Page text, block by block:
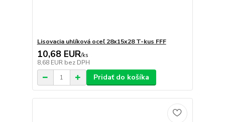
Lisovacia uhlíková oceľ 28x15x28 T-kus FFF
10,68 EUR/ks
8,68 EUR bez DPH
Pridať do košíka